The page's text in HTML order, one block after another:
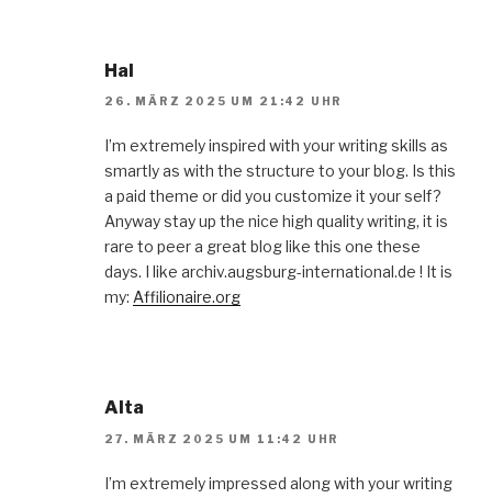
Hal
26. MÄRZ 2025 UM 21:42 UHR
I’m extremely inspired with your writing skills as
smartly as with the structure to your blog. Is this
a paid theme or did you customize it your self?
Anyway stay up the nice high quality writing, it is
rare to peer a great blog like this one these
days. I like archiv.augsburg-international.de ! It is
my: Affilionaire.org
Alta
27. MÄRZ 2025 UM 11:42 UHR
I’m extremely impressed along with your writing